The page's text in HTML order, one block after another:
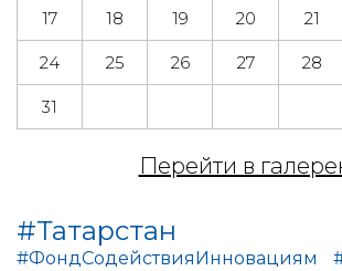
17 18 19 20 21
24 25 26 27 28
31
Перейти в
#Татарстан
#ФондСодействияИнновациям